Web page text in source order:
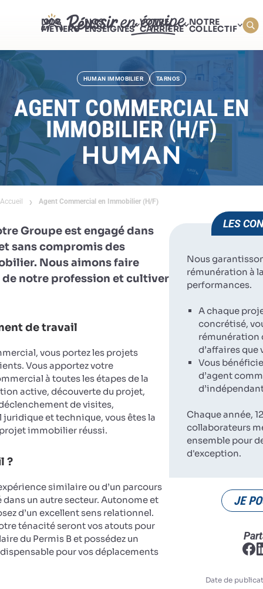
NOS
MÉTIERS
NOS
ENSEIGNES
VOTRE
CARRIÈRE
NOTRE
COLLECTIF
HUMAN IMMOBILIER TARNOS
AGENT COMMERCIAL EN
IMMOBILIER (H/F)
Accueil Agent Commercial en Immobilier (H/F)
Groupe est engagé dans
sans compromis des
Nous aimons faire
notre profession et cultiver
de travail
vous portez les projets
Vous apportez votre
à toutes les étapes de la
active, découverte du projet,
de visites,
et technique, vous êtes la
immobilier réussi.
?
similaire ou d’un parcours
un autre secteur. Autonome et
d’un excellent sens relationnel.
ténacité seront vos atouts pour
du Permis B et possédez un
pour vos déplacements
LES
Nous
rémunération à
performances.
A chaque
concrétisé,
rémunération
d’affaires que
Vous
d’agent
Chaque année,
collaborateurs
ensemble pour
d'exception.
JE
Date de